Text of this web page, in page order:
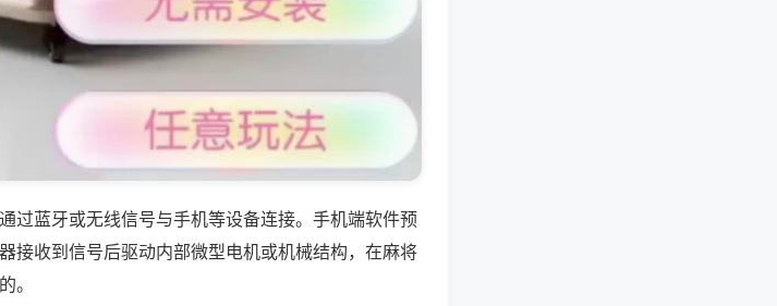
过蓝牙或无线信号与手机等设备连接。手机端软件预
接收到信号后驱动内部微型电机或机械结构，在麻将
。